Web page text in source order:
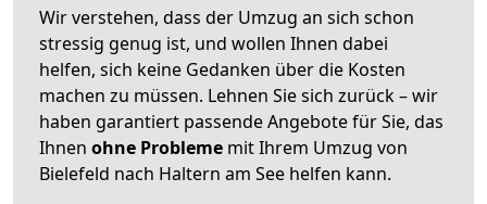
Wir verstehen, dass der Umzug an sich schon
stressig genug ist, und wollen Ihnen dabei
helfen, sich keine Gedanken über die Kosten
machen zu müssen. Lehnen Sie sich zurück – wir
haben garantiert passende Angebote für Sie, das
Ihnen ohne Probleme mit Ihrem Umzug von
Bielefeld nach Haltern am See helfen kann.